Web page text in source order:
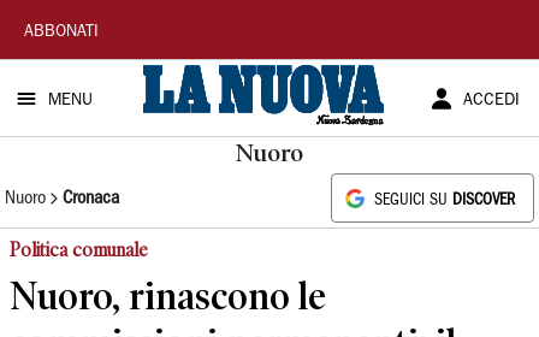
La
Nuova
Sardegna
ABBONATI
MENU ACCEDI
Nuoro
Nuoro Cronaca SEGUICI SU DISCOVER
Politica comunale
Nuoro, rinascono le